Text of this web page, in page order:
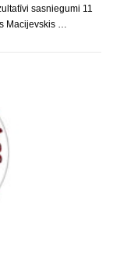
sasniegumi 11
Macijevskis …